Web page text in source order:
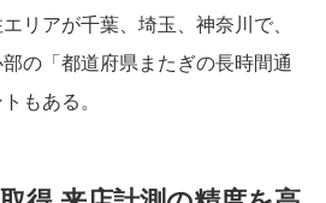
リアが千葉、埼玉、神奈川で、
の「都道府県またぎの長時間通
もある。